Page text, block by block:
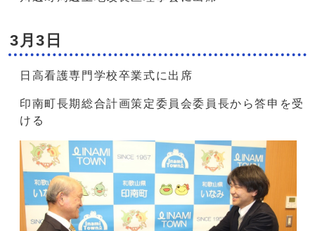
3月3日
日高看護専門学校卒業式に出席
印南町長期総合計画策定委員会委員長から答申を受
ける